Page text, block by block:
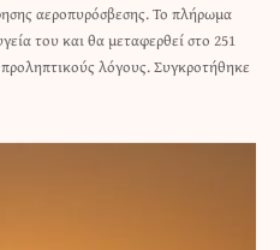
αεροπυρόσβεσης. Το πλήρωμα
του και θα μεταφερθεί στο 251
λόγους. Συγκροτήθηκε